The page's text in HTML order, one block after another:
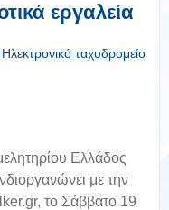
εργαλεία
Ηλεκτρονικό ταχυδρομείο
Ελλάδος
με την
το Σάββατο 19